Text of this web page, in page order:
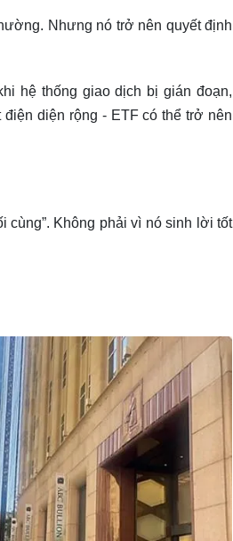
Nhưng nó trở nên quyết định
hệ thống giao dịch bị gián đoạn,
diện rộng - ETF có thể trở nên
cùng”. Không phải vì nó sinh lời tốt